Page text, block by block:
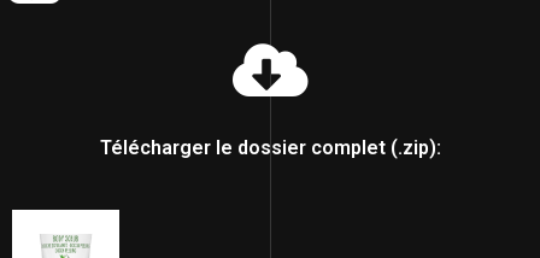
Télécharger le dossier complet (.zip):